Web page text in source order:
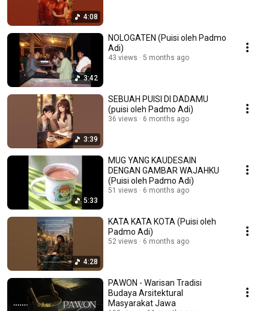
4:08
3:42
NOLOGATEN (Puisi oleh Padmo
Adi)
43 views 5 months ago
3:39
SEBUAH PUISI DI DADAMU
(puisi oleh Padmo Adi)
36 views 6 months ago
5:33
MUG YANG KAUDESAIN
DENGAN GAMBAR WAJAHKU
(Puisi oleh Padmo Adi)
51 views 6 months ago
4:28
KATA KATA KOTA (Puisi oleh
Padmo Adi)
52 views 6 months ago
PAWON - Warisan Tradisi
Budaya Arsitektural
Masyarakat Jawa